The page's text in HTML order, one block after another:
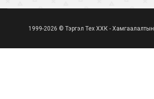
1999-2026 © Тэргэл Тех ХХК -